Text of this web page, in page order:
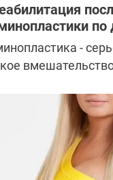
по
-
важные
желающих сделать
каждым годом все
связано с тем,
единственный